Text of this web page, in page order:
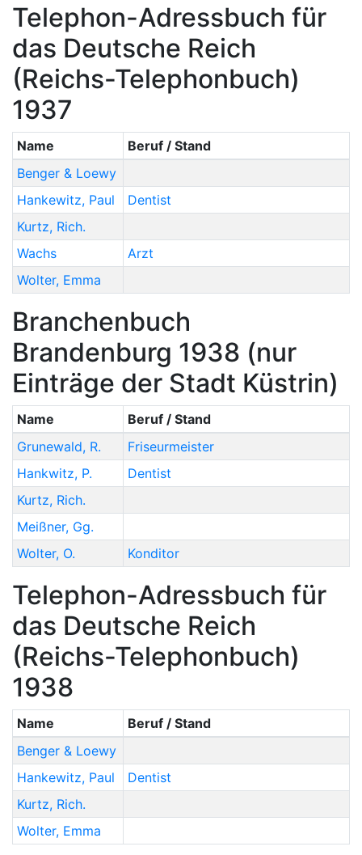
Telephon-Adressbuch für
das Deutsche Reich
(Reichs-Telephonbuch)
1937
Name
Beruf / Stand
Benger & Loewy
Hankewitz, Paul
Dentist
Kurtz, Rich.
Wachs
Arzt
Wolter, Emma
Branchenbuch
Brandenburg 1938 (nur
Einträge der Stadt Küstrin)
Name
Beruf / Stand
Grunewald, R.
Friseurmeister
Hankwitz, P.
Dentist
Kurtz, Rich.
Meißner, Gg.
Wolter, O. Konditor
Telephon-Adressbuch für
das Deutsche Reich
(Reichs-Telephonbuch)
1938
Name
Beruf / Stand
Benger & Loewy
Hankewitz, Paul
Dentist
Kurtz, Rich.
Wolter, Emma